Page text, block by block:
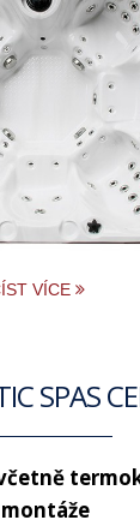
VÍCE
SPAS